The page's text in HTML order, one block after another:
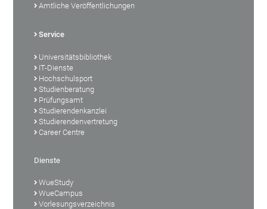
Amtliche Veröffentlichungen
Service
Universitätsbibliothek
IT-Dienste
Hochschulsport
Studienberatung
Prüfungsamt
Studierendenkanzlei
Studierendenvertretung
Career Centre
Dienste
WueStudy
WueCampus
Vorlesungsverzeichnis